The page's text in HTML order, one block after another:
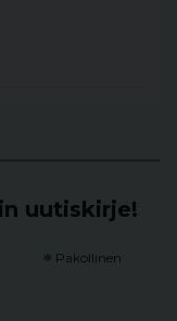
uutiskirje!
* Pakollinen